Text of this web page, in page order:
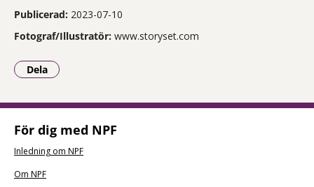
Publicerad: 2023-07-10
Fotograf/Illustratör: www.storyset.com
Dela
- Klicka för att öppna delningsalternativ.
För dig med NPF
Inledning om NPF
Om NPF